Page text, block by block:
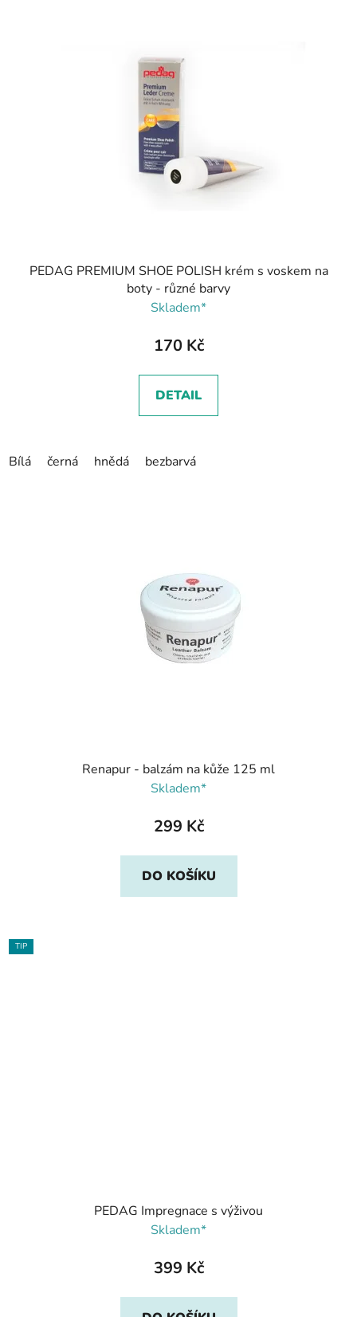
PEDAG PREMIUM SHOE POLISH krém s voskem na
boty - různé barvy
Skladem*
170 Kč
DETAIL
Bílá černá hnědá bezbarvá
Renapur - balzám na kůže 125 ml
Skladem*
299 Kč
DO KOŠÍKU
TIP
PEDAG Impregnace s výživou
Skladem*
399 Kč